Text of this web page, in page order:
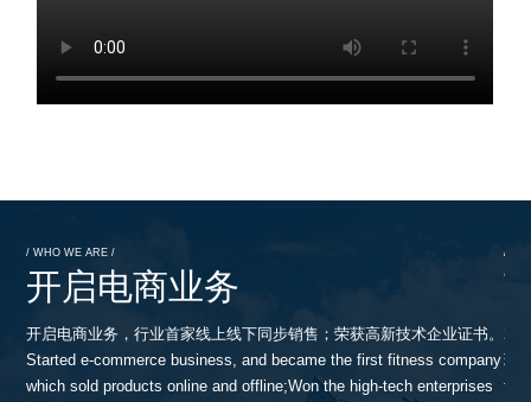
/ WHO WE ARE /
开启电商业务
开启电商业务，行业首家线上线下同步销售；荣获高新技术企业证书。
Started e-commerce business, and became the first fitness company
which sold products online and offline;Won the high-tech enterprises
/
球